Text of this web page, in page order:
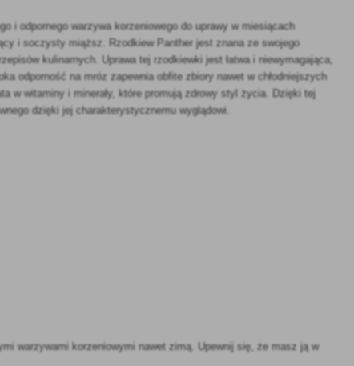
i odpornego warzywa korzeniowego do uprawy w miesiącach
i soczysty miąższ. Rzodkiew Panther jest znana ze swojego
kulinarnych. Uprawa tej rzodkiewki jest łatwa i niewymagająca,
odporność na mróz zapewnia obfite zbiory nawet w chłodniejszych
w witaminy i minerały, które promują zdrowy styl życia. Dzięki tej
dzięki jej charakterystycznemu wyglądowi.
warzywami korzeniowymi nawet zimą. Upewnij się, że masz ją w